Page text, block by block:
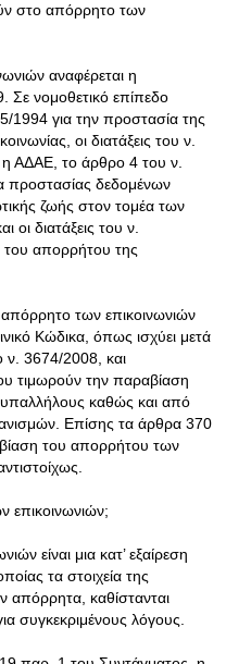
στο απόρρητο των
αναφέρεται η
Σε νομοθετικό επίπεδο
1994 για την προστασία της
οι διατάξεις του ν.
ΑΔΑΕ, το άρθρο 4 του ν.
προστασίας δεδομένων
ζωής στον τομέα των
οι διατάξεις του ν.
του απορρήτου της
απόρρητο των επικοινωνιών
Κώδικα, όπως ισχύει μετά
ν. 3674/2008, και
τιμωρούν την παραβίαση
καθώς και από
Επίσης τα άρθρα 370
του απορρήτου των
επικοινωνιών;
είναι μια κατ’ εξαίρεση
τα στοιχεία της
απόρρητα, καθίστανται
συγκεκριμένους λόγους.